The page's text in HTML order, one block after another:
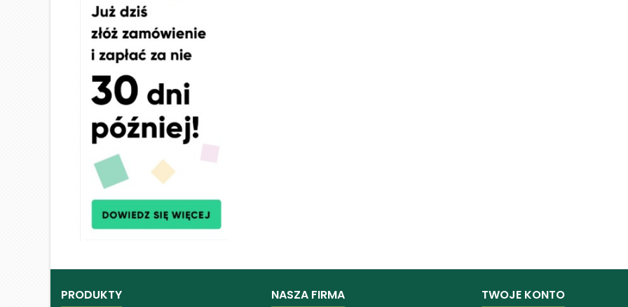
PRODUKTY NASZA FIRMA TWOJE KONTO